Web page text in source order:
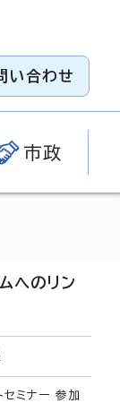
い合わせ
市政
へのリン
ミナー 参加